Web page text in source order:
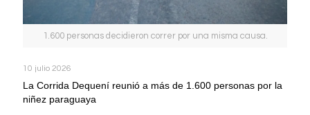
1.600 personas decidieron correr por una misma causa.
10 julio 2026
La Corrida Dequení reunió a más de 1.600 personas por la
niñez paraguaya